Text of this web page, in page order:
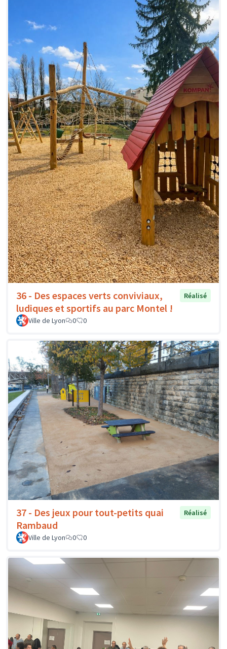
36 - Des espaces verts conviviaux,
ludiques et sportifs au parc Montel !
Réalisé
Ville de Lyon 0 0
37 - Des jeux pour tout-petits quai
Rambaud
Réalisé
Ville de Lyon 0 0